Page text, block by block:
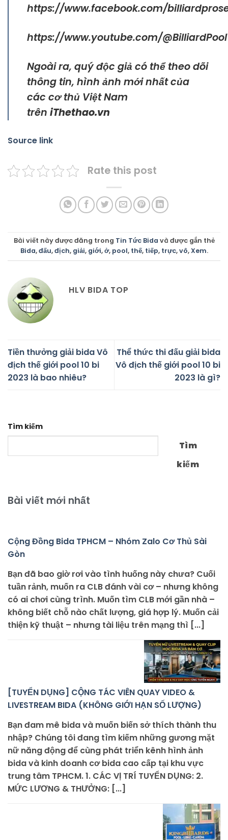
https://www.facebook.com/
https://www.youtube.com/
Ngoài ra, quý độc giả có thể theo dõi
thông tin, hình ảnh mới nhất của
các cơ thủ Việt Nam
trên iThethao.vn
Source link
Rate this post
Bài viết này được đăng trong Tin Tức Bida và được gắn thẻ
Bida,đấu,địch, giải, giới,ở, pool, thế, tiếp, trực,vô,Xem.
HLV BIDA TOP
Tiền thưởng giải bida Vô
địch thế giới pool 10 bi
2023 là bao nhiêu?
Thể thức thi đấu giải bida
Vô địch thế giới pool 10 bi
2023 là gì?
Tìm kiếm
Tìm
kiếm
Bài viết mới nhất
Cộng Đồng Bida TPHCM – Nhóm Zalo Cơ Thủ Sài
Gòn
Bạn đã bao giờ rơi vào tình huống này chưa? Cuối
tuần rảnh, muốn ra CLB đánh vài cơ – nhưng không
có ai chơi cùng trình. Muốn tìm CLB mới gần nhà –
không biết chỗ nào chất lượng, giá hợp lý. Muốn cải
thiện kỹ thuật – nhưng tài liệu trên mạng thì [...]
[TUYỂN DỤNG] CỘNG TÁC VIÊN QUAY VIDEO &
LIVESTREAM BIDA (KHÔNG GIỚI HẠN SỐ LƯỢNG)
Bạn đam mê bida và muốn biến sở thích thành thu
nhập? Chúng tôi đang tìm kiếm những gương mặt
nữ năng động để cùng phát triển kênh hình ảnh
bida và kinh doanh cơ bida cao cấp tại khu vực
trung tâm TPHCM. 1. CÁC VỊ TRÍ TUYỂN DỤNG: 2.
MỨC LƯƠNG & THƯỞNG: [...]